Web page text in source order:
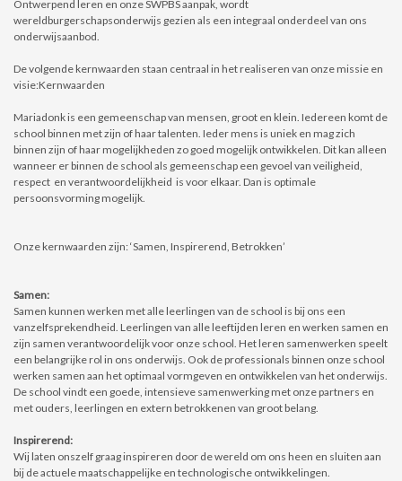
Ontwerpend leren en onze SWPBS aanpak, wordt
wereldburgerschapsonderwijs gezien als een integraal onderdeel van ons
onderwijsaanbod.
De volgende kernwaarden staan centraal in het realiseren van onze missie en
visie:Kernwaarden
Mariadonk is een gemeenschap van mensen, groot en klein. Iedereen komt de
school binnen met zijn of haar talenten. Ieder mens is uniek en mag zich
binnen zijn of haar mogelijkheden zo goed mogelijk ontwikkelen. Dit kan alleen
wanneer er binnen de school als gemeenschap een gevoel van veiligheid,
respect en verantwoordelijkheid is voor elkaar. Dan is optimale
persoonsvorming mogelijk.
Onze kernwaarden zijn: ‘Samen, Inspirerend, Betrokken’
Samen:
Samen kunnen werken met alle leerlingen van de school is bij ons een
vanzelfsprekendheid. Leerlingen van alle leeftijden leren en werken samen en
zijn samen verantwoordelijk voor onze school. Het leren samenwerken speelt
een belangrijke rol in ons onderwijs. Ook de professionals binnen onze school
werken samen aan het optimaal vormgeven en ontwikkelen van het onderwijs.
De school vindt een goede, intensieve samenwerking met onze partners en
met ouders, leerlingen en extern betrokkenen van groot belang.
Inspirerend:
Wij laten onszelf graag inspireren door de wereld om ons heen en sluiten aan
bij de actuele maatschappelijke en technologische ontwikkelingen.